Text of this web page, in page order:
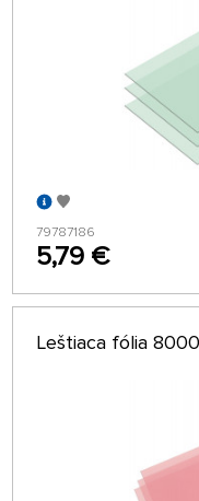
79787186
5,79 €
Leštiaca fólia